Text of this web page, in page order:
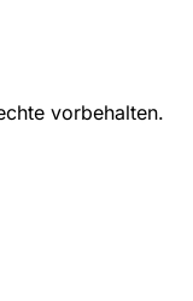
vorbehalten.